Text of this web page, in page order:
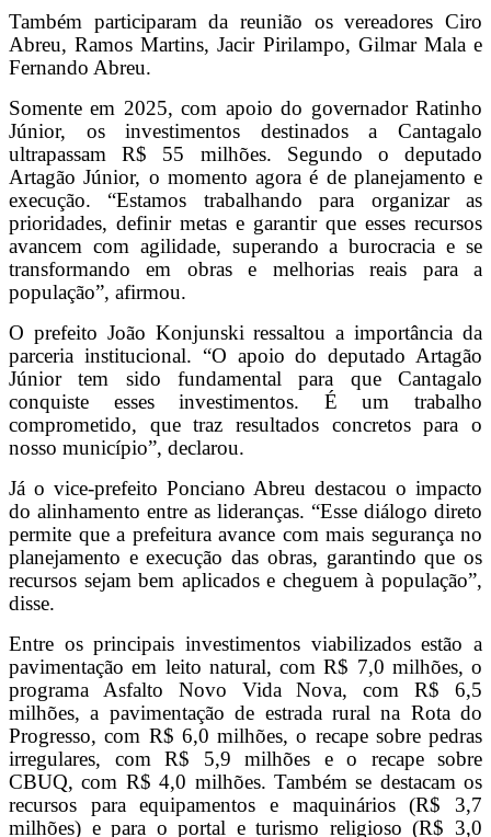
Também participaram da reunião os vereadores Ciro
Abreu, Ramos Martins, Jacir Pirilampo, Gilmar Mala e
Fernando Abreu.
Somente em 2025, com apoio do governador Ratinho
Júnior, os investimentos destinados a Cantagalo
ultrapassam R$ 55 milhões. Segundo o deputado
Artagão Júnior, o momento agora é de planejamento e
execução. “Estamos trabalhando para organizar as
prioridades, definir metas e garantir que esses recursos
avancem com agilidade, superando a burocracia e se
transformando em obras e melhorias reais para a
população”, afirmou.
O prefeito João Konjunski ressaltou a importância da
parceria institucional. “O apoio do deputado Artagão
Júnior tem sido fundamental para que Cantagalo
conquiste esses investimentos. É um trabalho
comprometido, que traz resultados concretos para o
nosso município”, declarou.
Já o vice-prefeito Ponciano Abreu destacou o impacto
do alinhamento entre as lideranças. “Esse diálogo direto
permite que a prefeitura avance com mais segurança no
planejamento e execução das obras, garantindo que os
recursos sejam bem aplicados e cheguem à população”,
disse.
Entre os principais investimentos viabilizados estão a
pavimentação em leito natural, com R$ 7,0 milhões, o
programa Asfalto Novo Vida Nova, com R$ 6,5
milhões, a pavimentação de estrada rural na Rota do
Progresso, com R$ 6,0 milhões, o recape sobre pedras
irregulares, com R$ 5,9 milhões e o recape sobre
CBUQ, com R$ 4,0 milhões. Também se destacam os
recursos para equipamentos e maquinários (R$ 3,7
milhões) e para o portal e turismo religioso (R$ 3,0